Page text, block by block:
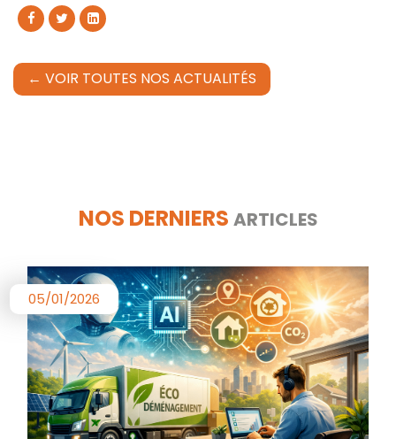
← VOIR TOUTES NOS ACTUALITÉS
NOS DERNIERS ARTICLES
05/01/2026